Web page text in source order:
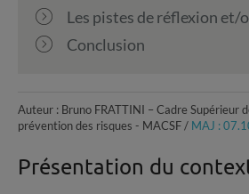
Les pistes de réflexion
Conclusion
Auteur : Bruno FRATTINI – Cadre Supérieur
prévention des risques - MACSF / MAJ :
Présentation du